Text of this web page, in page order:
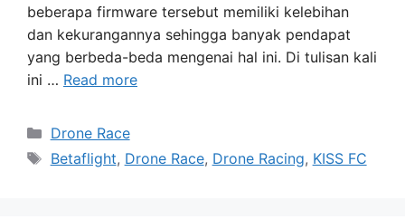
beberapa firmware tersebut memiliki kelebihan
dan kekurangannya sehingga banyak pendapat
yang berbeda-beda mengenai hal ini. Di tulisan kali
ini … Read more
Categories
Drone Race
Tags
Betaflight, Drone Race, Drone Racing, KISS FC